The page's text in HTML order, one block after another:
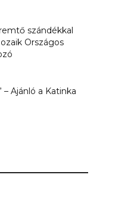
szándékkal
Országos
– Ajánló a Katinka